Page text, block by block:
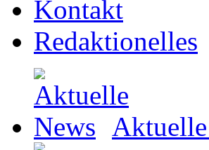
Kontakt
Redaktionelles